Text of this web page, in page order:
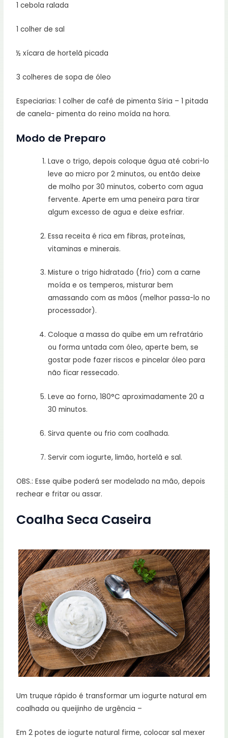
1 cebola ralada
1 colher de sal
½ xícara de hortelã picada
3 colheres de sopa de óleo
Especiarias: 1 colher de café de pimenta Síria – 1 pitada
de canela- pimenta do reino moída na hora.
Modo de Preparo
Lave o trigo, depois coloque água até cobri-lo
leve ao micro por 2 minutos, ou então deixe
de molho por 30 minutos, coberto com agua
fervente. Aperte em uma peneira para tirar
algum excesso de agua e deixe esfriar.
Essa receita é rica em fibras, proteínas,
vitaminas e minerais.
Misture o trigo hidratado (frio) com a carne
moída e os temperos, misturar bem
amassando com as mãos (melhor passa-lo no
processador).
Coloque a massa do quibe em um refratário
ou forma untada com óleo, aperte bem, se
gostar pode fazer riscos e pincelar óleo para
não ficar ressecado.
Leve ao forno, 180°C aproximadamente 20 a
30 minutos.
Sirva quente ou frio com coalhada.
Servir com iogurte, limão, hortelã e sal.
OBS.: Esse quibe poderá ser modelado na mão, depois
rechear e fritar ou assar.
Coalha Seca Caseira
Um truque rápido é transformar um iogurte natural em
coalhada ou queijinho de urgência –
Em 2 potes de iogurte natural firme, colocar sal mexer